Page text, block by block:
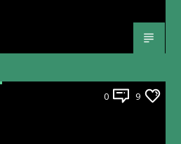
0 9